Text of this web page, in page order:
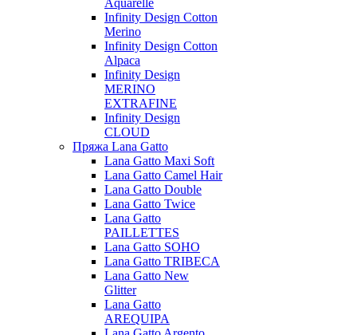
Aquarelle
Infinity Design Cotton
Merino
Infinity Design Cotton
Alpaca
Infinity Design
MERINO
EXTRAFINE
Infinity Design
CLOUD
Пряжа Lana Gatto
Lana Gatto Maxi Soft
Lana Gatto Camel Hair
Lana Gatto Double
Lana Gatto Twice
Lana Gatto
PAILLETTES
Lana Gatto SOHO
Lana Gatto TRIBECA
Lana Gatto New
Glitter
Lana Gatto
AREQUIPA